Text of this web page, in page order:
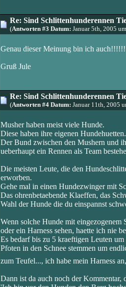
Re: Sind Schlittenhunderennen
(Antworten #3 Datum: Januar 5th, 2005
Genau dieser Meinung bin ich
Gruß Jule
Re: Sind Schlittenhunderennen
(Antworten #4 Datum: Januar 11th, 2005
Musher haben meist viele Hunde.
Diese haben ihre eigenen Hundehuetten.
Der Bund zwischen den Mushern und
ueberhaupt ein Rennen als Team
Die meisten Leute, die den
erworben.
Gehe mal in einen Hundezwinger mit
Das ohrenbetaebende Klaeffen, das
Wahl der Hunde die du einspannst
Wenn solche Hunde mit
oder ein Harness sehen, haette ich nie
Es bedarf bis zu 5 kraeftigen Leuten
Pfoten in den Schnee stemmen um
zum Teufel..., ich habe mein Harness
Dann ist da auch noch der